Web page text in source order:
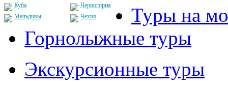
Куба
Мальдивы
Черногория
Чехия
Туры на
Горнолыжные туры
Экскурсионные туры